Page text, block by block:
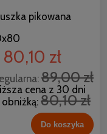
pikowana
80,10 zł
89,00 zł
cena z 30 dni
80,10 zł
Do koszyka